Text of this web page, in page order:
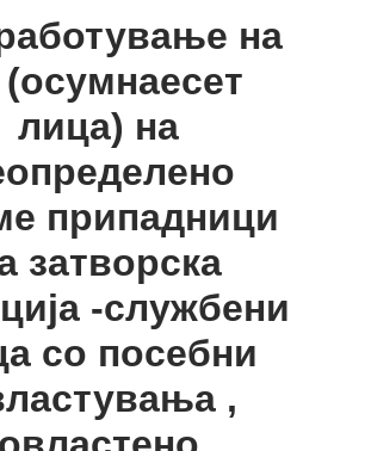
на
(осумнаесет
лица) на
припадници
затворска
-службени
со посебни
,